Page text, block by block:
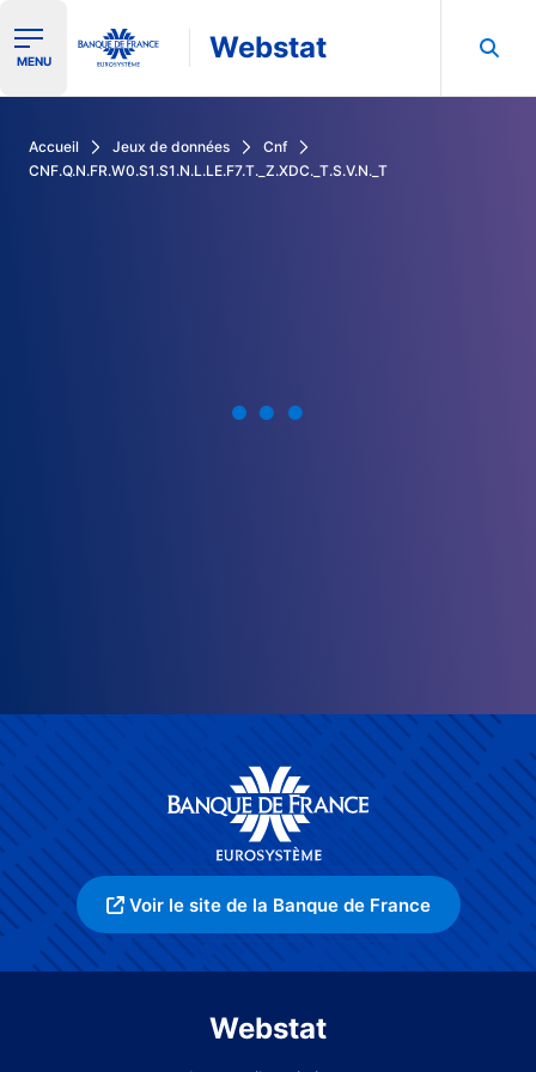
Ouvrir le menu de navigation
MENU Webstat
Accueil Jeux de données
Cnf
CNF.Q.N.FR.W0.S1.S1.N.L.LE.F7.T._Z.XDC._T.S.V.N._T
Voir le site de la Banque de France
Webstat